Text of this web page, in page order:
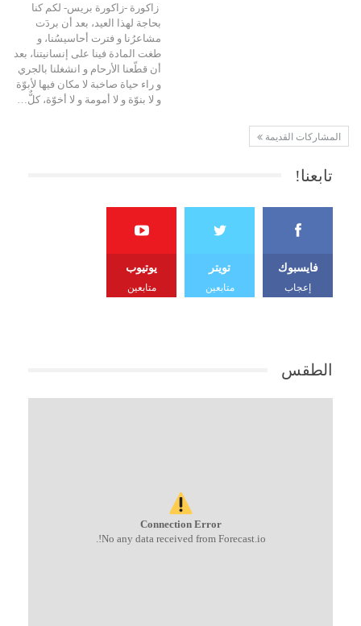
زاكورة -زاكورة بريس- لكم كنا
بحاجة لهذا العيد، بعد أن بردَت
مشاعرُنا و فترت أحاسيسُنا، و
طغت المادة فينا على إنسانيتنا، بعد
أن قطّعنا الأرحام و انشغلنا بالجري
و راء حياة صاخبة لا مكان فيها لأبوّة
و لا بنوّة و لا أمومة و لا أخوّة، كلٌّ…
المشاركات القديمة
تابعنا!
فايسبوك
إعجاب
تويتر
متابعين
يوتيوب
متابعين
الطقس
Connection Error
No any data received from Forecast.io!.